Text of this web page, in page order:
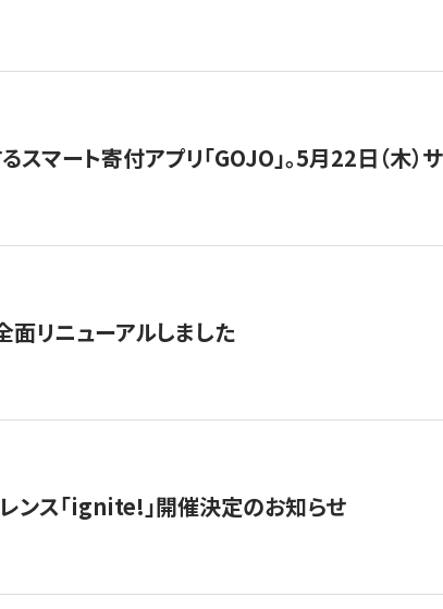
マート寄付アプリ「GOJO」。5月22日（木）
面リニューアルしました
ンス「ignite!」開催決定のお知らせ